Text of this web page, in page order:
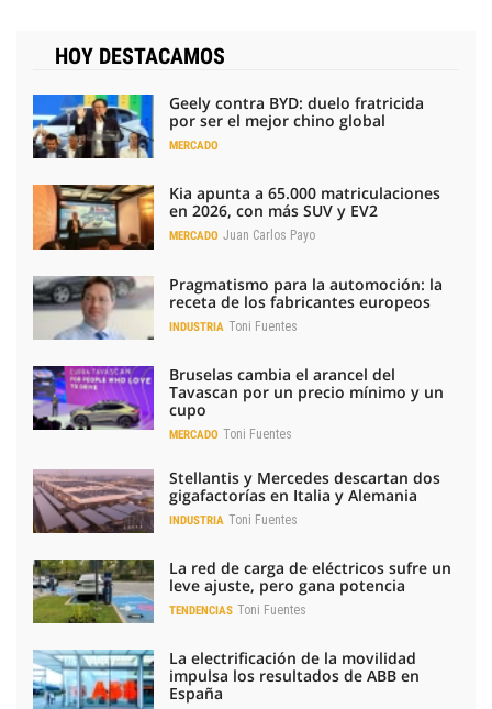
HOY DESTACAMOS
Geely contra BYD: duelo fratricida
por ser el mejor chino global
MERCADO
Kia apunta a 65.000 matriculaciones
en 2026, con más SUV y EV2
MERCADO Juan Carlos Payo
Pragmatismo para la automoción: la
receta de los fabricantes europeos
INDUSTRIA Toni Fuentes
Bruselas cambia el arancel del
Tavascan por un precio mínimo y un
cupo
MERCADO Toni Fuentes
Stellantis y Mercedes descartan dos
gigafactorías en Italia y Alemania
INDUSTRIA Toni Fuentes
La red de carga de eléctricos sufre un
leve ajuste, pero gana potencia
TENDENCIAS Toni Fuentes
La electrificación de la movilidad
impulsa los resultados de ABB en
España